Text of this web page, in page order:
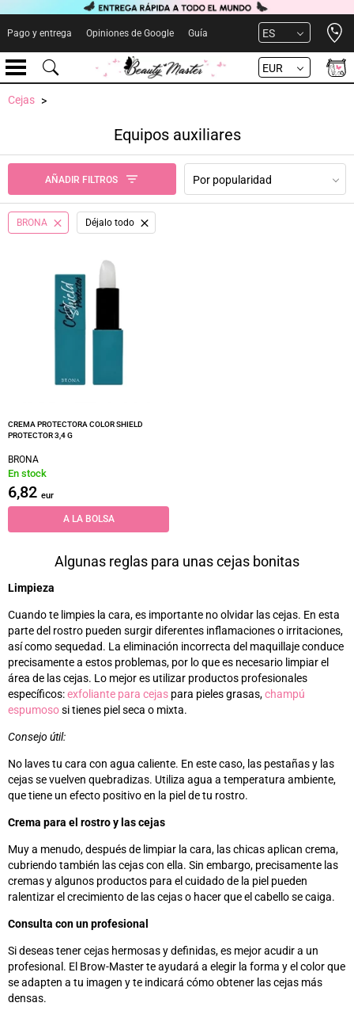
Pago y entrega Opiniones de Google Guía ES
EUR
Cejas
Equipos auxiliares
AÑADIR FILTROS Por popularidad
BRONA Déjalo todo
CREMA PROTECTORA COLOR SHIELD
PROTECTOR 3,4 G
BRONA
En stock
6,82 eur
A LA BOLSA
Algunas reglas para unas cejas bonitas
Limpieza
Cuando te limpies la cara, es importante no olvidar las cejas. En esta
parte del rostro pueden surgir diferentes inflamaciones o irritaciones,
así como sequedad. La eliminación incorrecta del maquillaje conduce
precisamente a estos problemas, por lo que es necesario limpiar el
área de las cejas. Lo mejor es utilizar productos profesionales
específicos:exfoliante para cejas para pieles grasas,champú
espumososi tienes piel seca o mixta.
Consejo útil:
No laves tu cara con agua caliente. En este caso, las pestañas y las
cejas se vuelven quebradizas. Utiliza agua a temperatura ambiente,
que tiene un efecto positivo en la piel de tu rostro.
Crema para el rostro y las cejas
Muy a menudo, después de limpiar la cara, las chicas aplican crema,
cubriendo también las cejas con ella. Sin embargo, precisamente las
cremas y algunos productos para el cuidado de la piel pueden
ralentizar el crecimiento de las cejas o hacer que el cabello se caiga.
Consulta con un profesional
Si deseas tener cejas hermosas y definidas, es mejor acudir a un
profesional. El Brow-Master te ayudará a elegir la forma y el color que
se adapten a tu imagen y te indicará cómo obtener las cejas más
densas.